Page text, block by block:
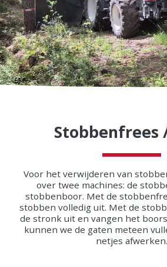
Stobbenfrees
Voor het verwijderen van
over twee machines: de
stobbenboor. Met de
stobben volledig uit. Met de
de stronk uit en vangen het
kunnen we de gaten meteen
netjes afwerken.